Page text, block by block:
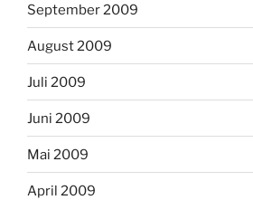
September 2009
August 2009
Juli 2009
Juni 2009
Mai 2009
April 2009